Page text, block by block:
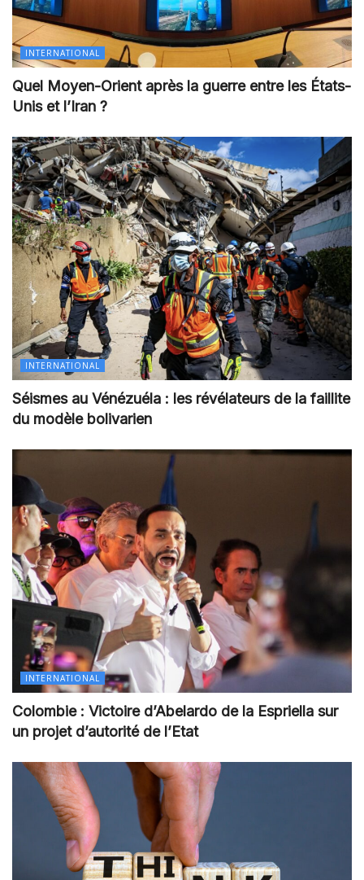
INTERNATIONAL
Quel Moyen-Orient après la guerre entre les États-
Unis et l’Iran ?
INTERNATIONAL
Séismes au Vénézuéla : les révélateurs de la faillite
du modèle bolivarien
INTERNATIONAL
Colombie : Victoire d’Abelardo de la Espriella sur
un projet d’autorité de l’Etat